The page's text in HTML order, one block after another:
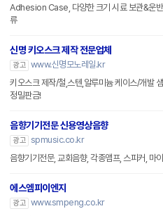
Adhesion Case, 다양한 크기 시료 보관&운
류
신명 키오스크 제작 전문업체
광고 www.신명모노레일.kr
키오스크 제작/철,스텐,알루미늄 케이스/개발
정밀판금!
음향기기전문 신용영상음향
광고 spmusic.co.kr
음향기기전문, 교회음향, 각종앰프, 스피커, 마
에스엠피이엔지
광고 www.smpeng.co.kr